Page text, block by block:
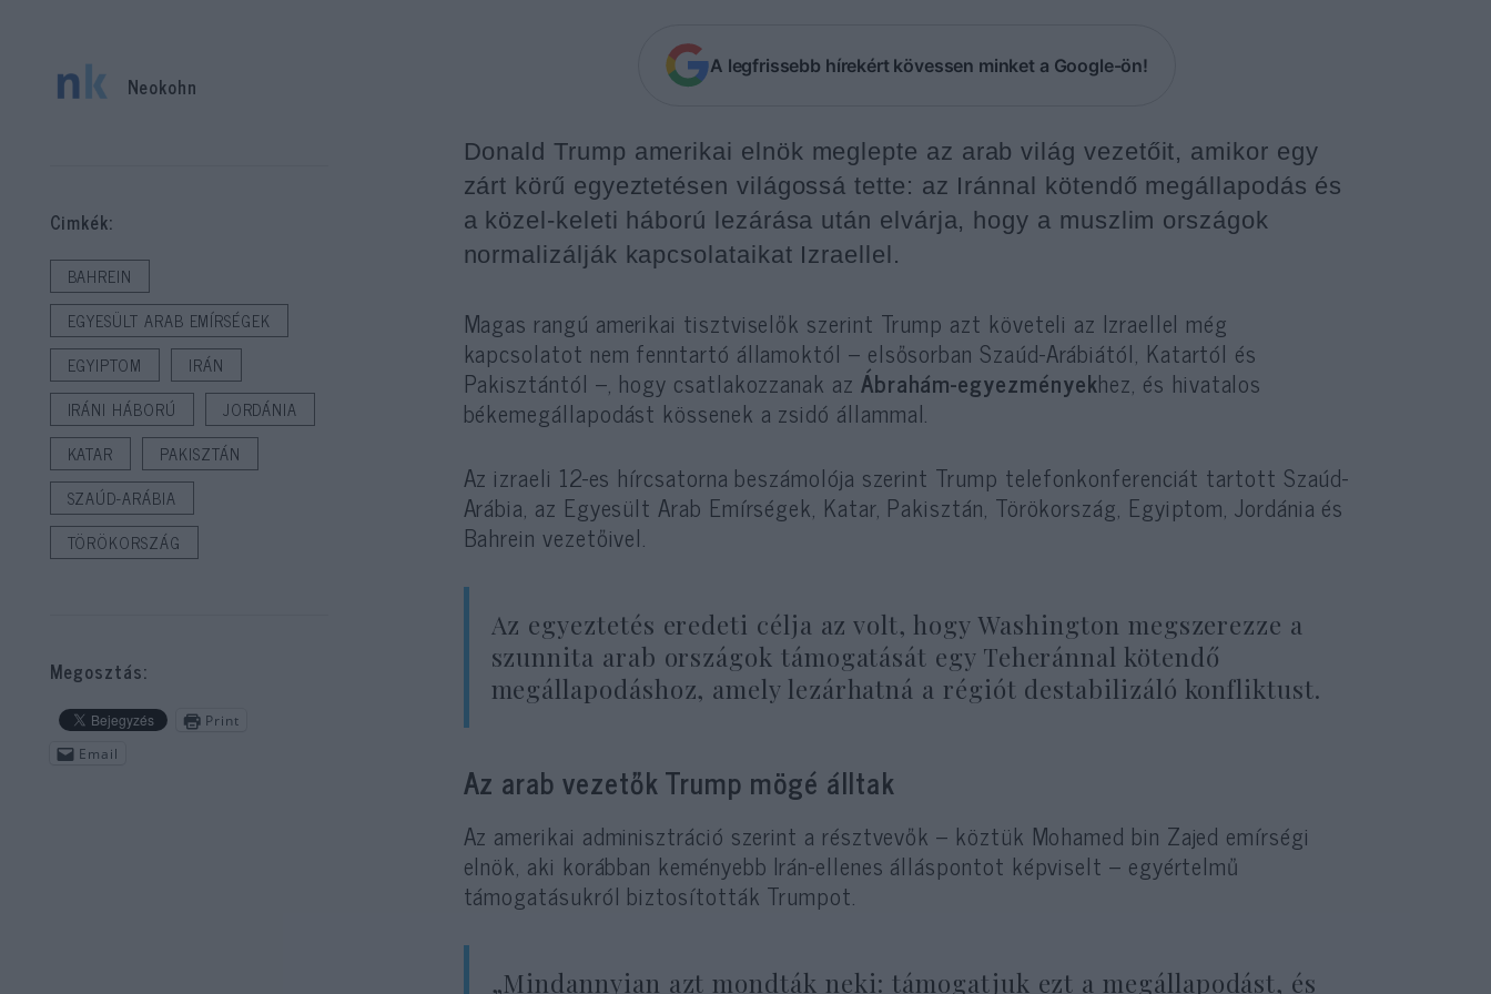
A legfrissebb hírekért kövessen minket a Google-ön!
Donald Trump amerikai elnök meglepte az arab világ vezetőit, amikor egy
zárt körű egyeztetésen világossá tette: az Iránnal kötendő megállapodás és
a közel-keleti háború lezárása után elvárja, hogy a muszlim országok
normalizálják kapcsolataikat Izraellel.
Magas rangú amerikai tisztviselők szerint Trump azt követeli az Izraellel még
kapcsolatot nem fenntartó államoktól – elsősorban Szaúd-Arábiától, Katartól és
Pakisztántól –, hogy csatlakozzanak az Ábrahám-egyezményekhez, és hivatalos
békemegállapodást kössenek a zsidó állammal.
Az izraeli 12-es hírcsatorna beszámolója szerint Trump telefonkonferenciát tartott Szaúd-
Arábia, az Egyesült Arab Emírségek, Katar, Pakisztán, Törökország, Egyiptom, Jordánia és
Bahrein vezetőivel.
Az egyeztetés eredeti célja az volt, hogy Washington megszerezze a
szunnita arab országok támogatását egy Teheránnal kötendő
megállapodáshoz, amely lezárhatná a régiót destabilizáló konfliktust.
Az arab vezetők Trump mögé álltak
Az amerikai adminisztráció szerint a résztvevők – köztük Mohamed bin Zajed emírségi
elnök, aki korábban keményebb Irán-ellenes álláspontot képviselt – egyértelmű
támogatásukról biztosították Trumpot.
„Mindannyian azt mondták neki: támogatjuk ezt a megállapodást, és
Neokohn
Cimkék:
BAHREIN
EGYESÜLT ARAB EMÍRSÉGEK
EGYIPTOM
IRÁN
IRÁNI HÁBORÚ
JORDÁNIA
KATAR
PAKISZTÁN
SZAÚD-ARÁBIA
TÖRÖKORSZÁG
Megosztás:
Print
Email